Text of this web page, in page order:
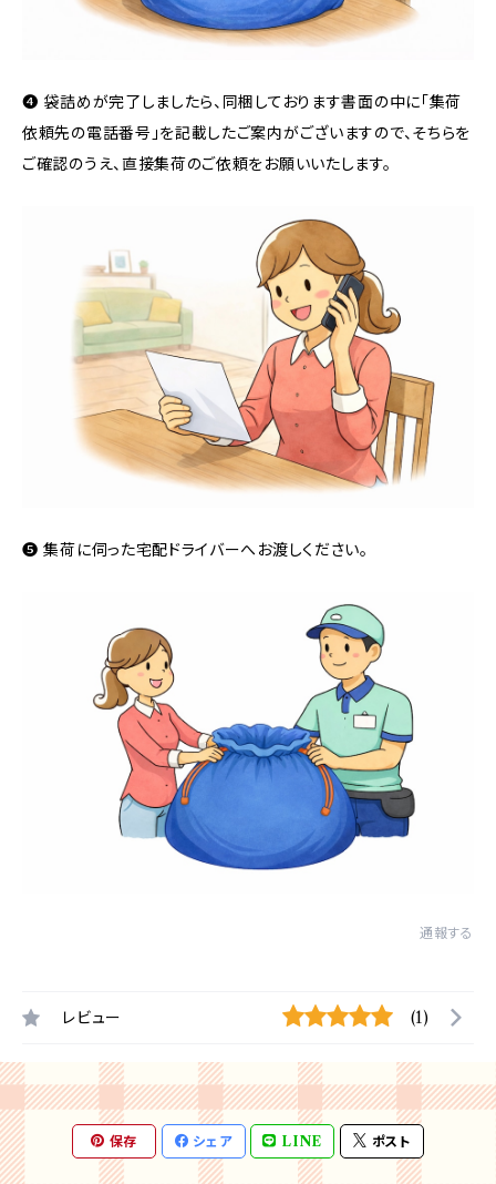
❹ 袋詰めが完了しましたら、同梱しております書面の中に「集荷
依頼先の電話番号」を記載したご案内がございますので、そちらを
ご確認のうえ、直接集荷のご依頼をお願いいたします。
❺ 集荷に伺った宅配ドライバーへお渡しください。
通報する
レビュー (1)
保存 シェア LINE ポスト